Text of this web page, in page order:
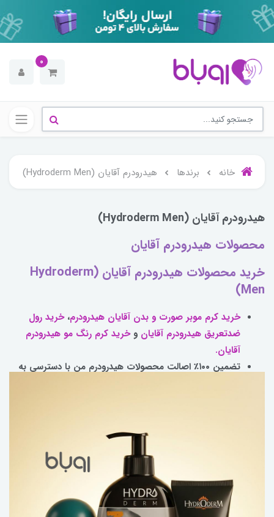
0
خانه برندها هیدرودرم آقایان (Hydroderm Men)
هیدرودرم آقایان (Hydroderm Men)
محصولات هیدرودرم آقایان
خرید محصولات هیدرودرم آقایان (Hydroderm
Men)
خرید کرم موبر صورت و بدن آقایان هیدرودرم،خرید رول
ضدتعریق هیدرودرم آقایان وخرید کرم رنگ مو هیدرودرم
آقایان.
تضمین ۱۰۰٪ اصالت محصولات هیدرودرم من با دسترسی به